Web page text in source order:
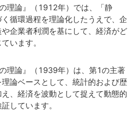
理論』（1912年）では、「静
循環過程を理論化したうえで、企
企業者利潤を基にして、経済がど
います。
理論』（1939年）は、第1の主著
理論ベースとして、統計的および歴
、経済を波動として捉えて動態的
しています。